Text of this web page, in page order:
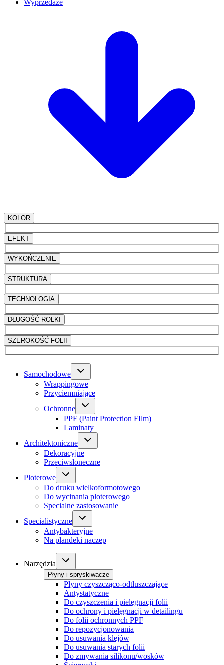
Wyprzedaże
KOLOR
EFEKT
WYKOŃCZENIE
STRUKTURA
TECHNOLOGIA
DŁUGOŚĆ ROLKI
SZEROKOŚĆ FOLII
Samochodowe
Wrappingowe
Przyciemniające
Ochronne
PPF (Paint Protection FIlm)
Laminaty
Architektoniczne
Dekoracyjne
Przeciwsłoneczne
Ploterowe
Do druku wielkoformotowego
Do wycinania ploterowego
Specialne zastosowanie
Specialistyczne
Antybakteryjne
Na plandeki naczep
Narzędzia
Płyny i spryskiwacze
Płyny czyszcząco-odtłuszczające
Antystatyczne
Do czyszczenia i pielęgnacji folii
Do ochrony i pielęgnacji w detailingu
Do folii ochronnych PPF
Do repozycjonowania
Do usuwania klejów
Do usuwania starych folii
Do zmywania silikonu/wosków